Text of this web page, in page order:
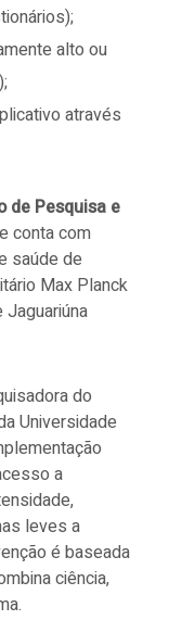
alto ou
através
de Pesquisa e
conta com
saúde de
Max Planck
do
Universidade
a
leves a
é baseada
ciência,